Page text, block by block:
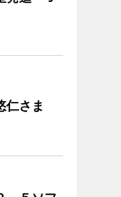
仁さま